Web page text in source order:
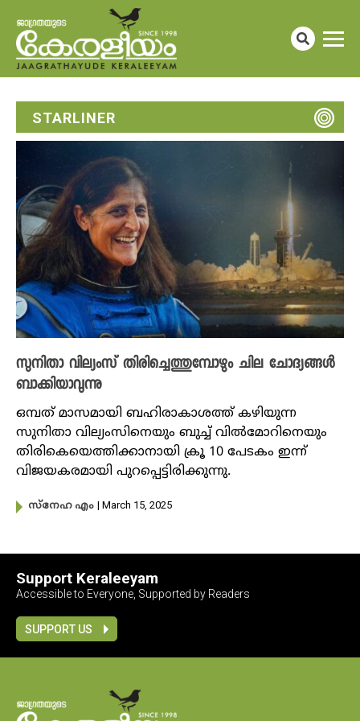
STARLINER
സുനിതാ വില്യംസ് തിരിച്ചെത്തുമ്പോഴും ചില ചോദ്യങ്ങൾ
ബാക്കിയാവുന്നു
ഒമ്പത് മാസമായി ബഹിരാകാശത്ത് കഴിയുന്ന
സുനിതാ വില്യംസിനെയും ബുച്ച് വിൽമോറിനെയും
തിരികെയെത്തിക്കാനായി ക്രൂ 10 പേടകം ഇന്ന്
വിജയകരമായി പുറപ്പെട്ടിരിക്കുന്നു.
സ്നേഹ എം | March 15, 2025
Support Keraleeyam
Accessible to Everyone, Supported by Readers
SUPPORT US